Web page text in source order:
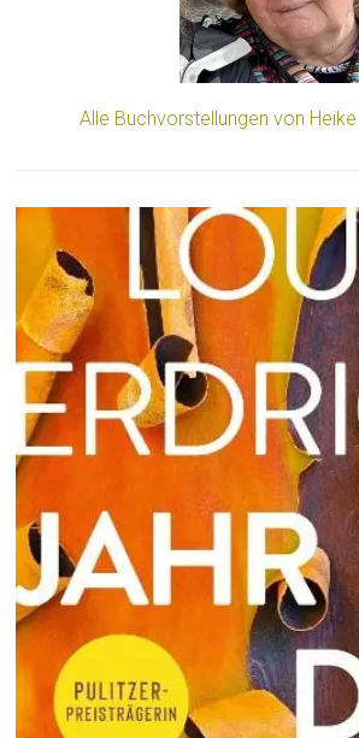
Alle Buchvorstellungen von